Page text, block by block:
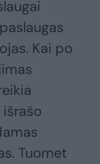
Kai po
Tuomet